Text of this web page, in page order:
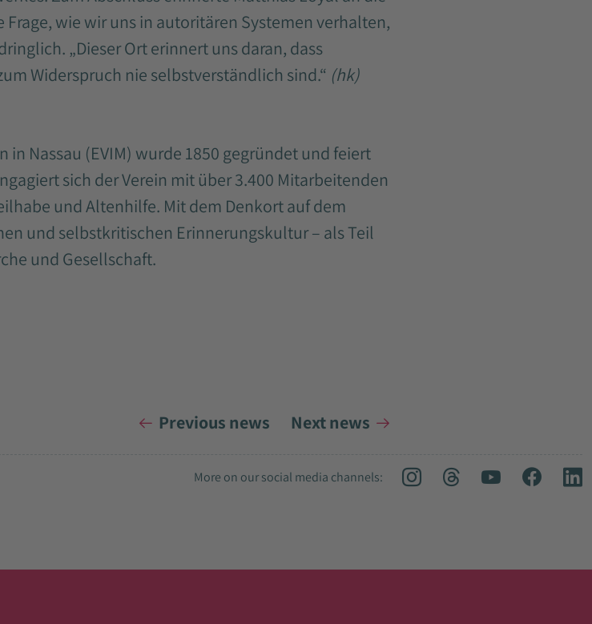
wie wir uns in autoritären Systemen verhalten,
„Dieser Ort erinnert uns daran, dass
Widerspruch nie selbstverständlich sind.“ (hk)
in Nassau (EVIM) wurde 1850 gegründet und feiert
sich der Verein mit über 3.400 Mitarbeitenden
und Altenhilfe. Mit dem Denkort auf dem
und selbstkritischen Erinnerungskultur – als Teil
und Gesellschaft.
Previous news Next news
More on our social media channels: